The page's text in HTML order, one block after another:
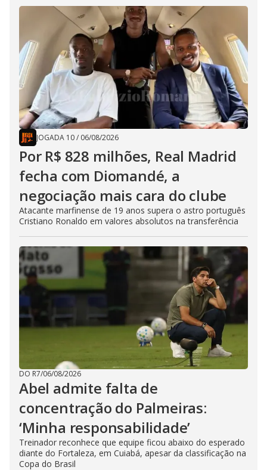
JOGADA 10/ 06/08/2026
Por R$ 828 milhões, Real Madrid
fecha com Diomandé, a
negociação mais cara do clube
Atacante marfinense de 19 anos supera o astro português
Cristiano Ronaldo em valores absolutos na transferência
DO R7/06/08/2026
Abel admite falta de
concentração do Palmeiras:
‘Minha responsabilidade’
Treinador reconhece que equipe ficou abaixo do esperado
diante do Fortaleza, em Cuiabá, apesar da classificação na
Copa do Brasil